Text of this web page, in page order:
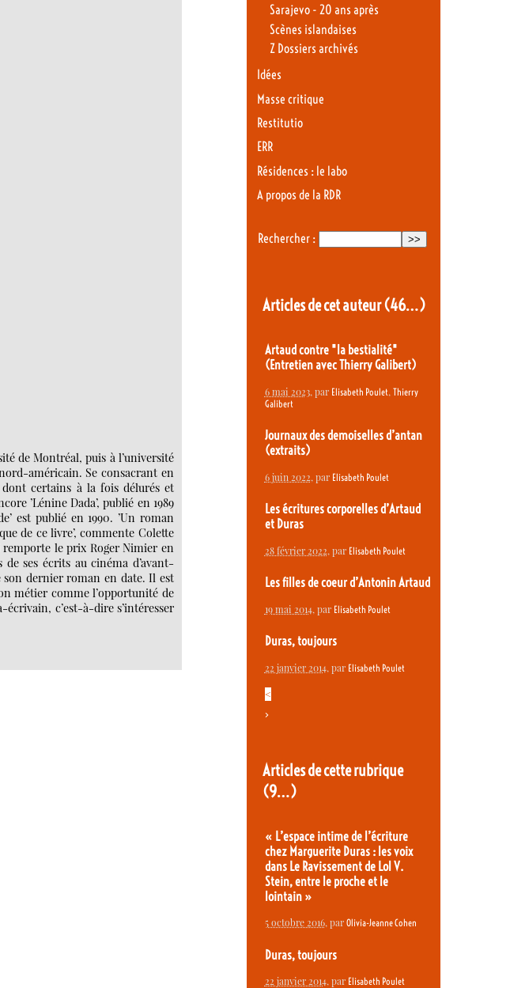
de Montréal, puis à l’université
américain. Se consacrant en
dont certains à la fois délurés et
’Lénine Dada’, publié en 1989
est publié en 1990. ’Un roman
de ce livre’, commente Colette
remporte le prix Roger Nimier en
de ses écrits au cinéma d’avant-
son dernier roman en date. Il est
métier comme l’opportunité de
écrivain, c’est-à-dire s’intéresser
Sarajevo - 20 ans après
Scènes islandaises
Z Dossiers archivés
Idées
Masse critique
Restitutio
ERR
Résidences : le labo
A propos de la RDR
Rechercher :
Articles de cet auteur(46…)
Artaud contre "la bestialité"
(Entretien avec Thierry Galibert)
6 mai 2023, par Elisabeth Poulet, Thierry
Galibert
Journaux des demoiselles d’antan
(extraits)
6 juin 2022, par Elisabeth Poulet
Les écritures corporelles d’Artaud
et Duras
28 février 2022, par Elisabeth Poulet
Les filles de coeur d’Antonin Artaud
19 mai 2014, par Elisabeth Poulet
Duras, toujours
22 janvier 2014, par Elisabeth Poulet
<
>
Articles de cette rubrique
(9…)
« L’espace intime de l’écriture
chez Marguerite Duras : les voix
dans Le Ravissement de Lol V.
Stein, entre le proche et le
lointain »
5 octobre 2016, par Olivia-Jeanne Cohen
Duras, toujours
22 janvier 2014, par Elisabeth Poulet